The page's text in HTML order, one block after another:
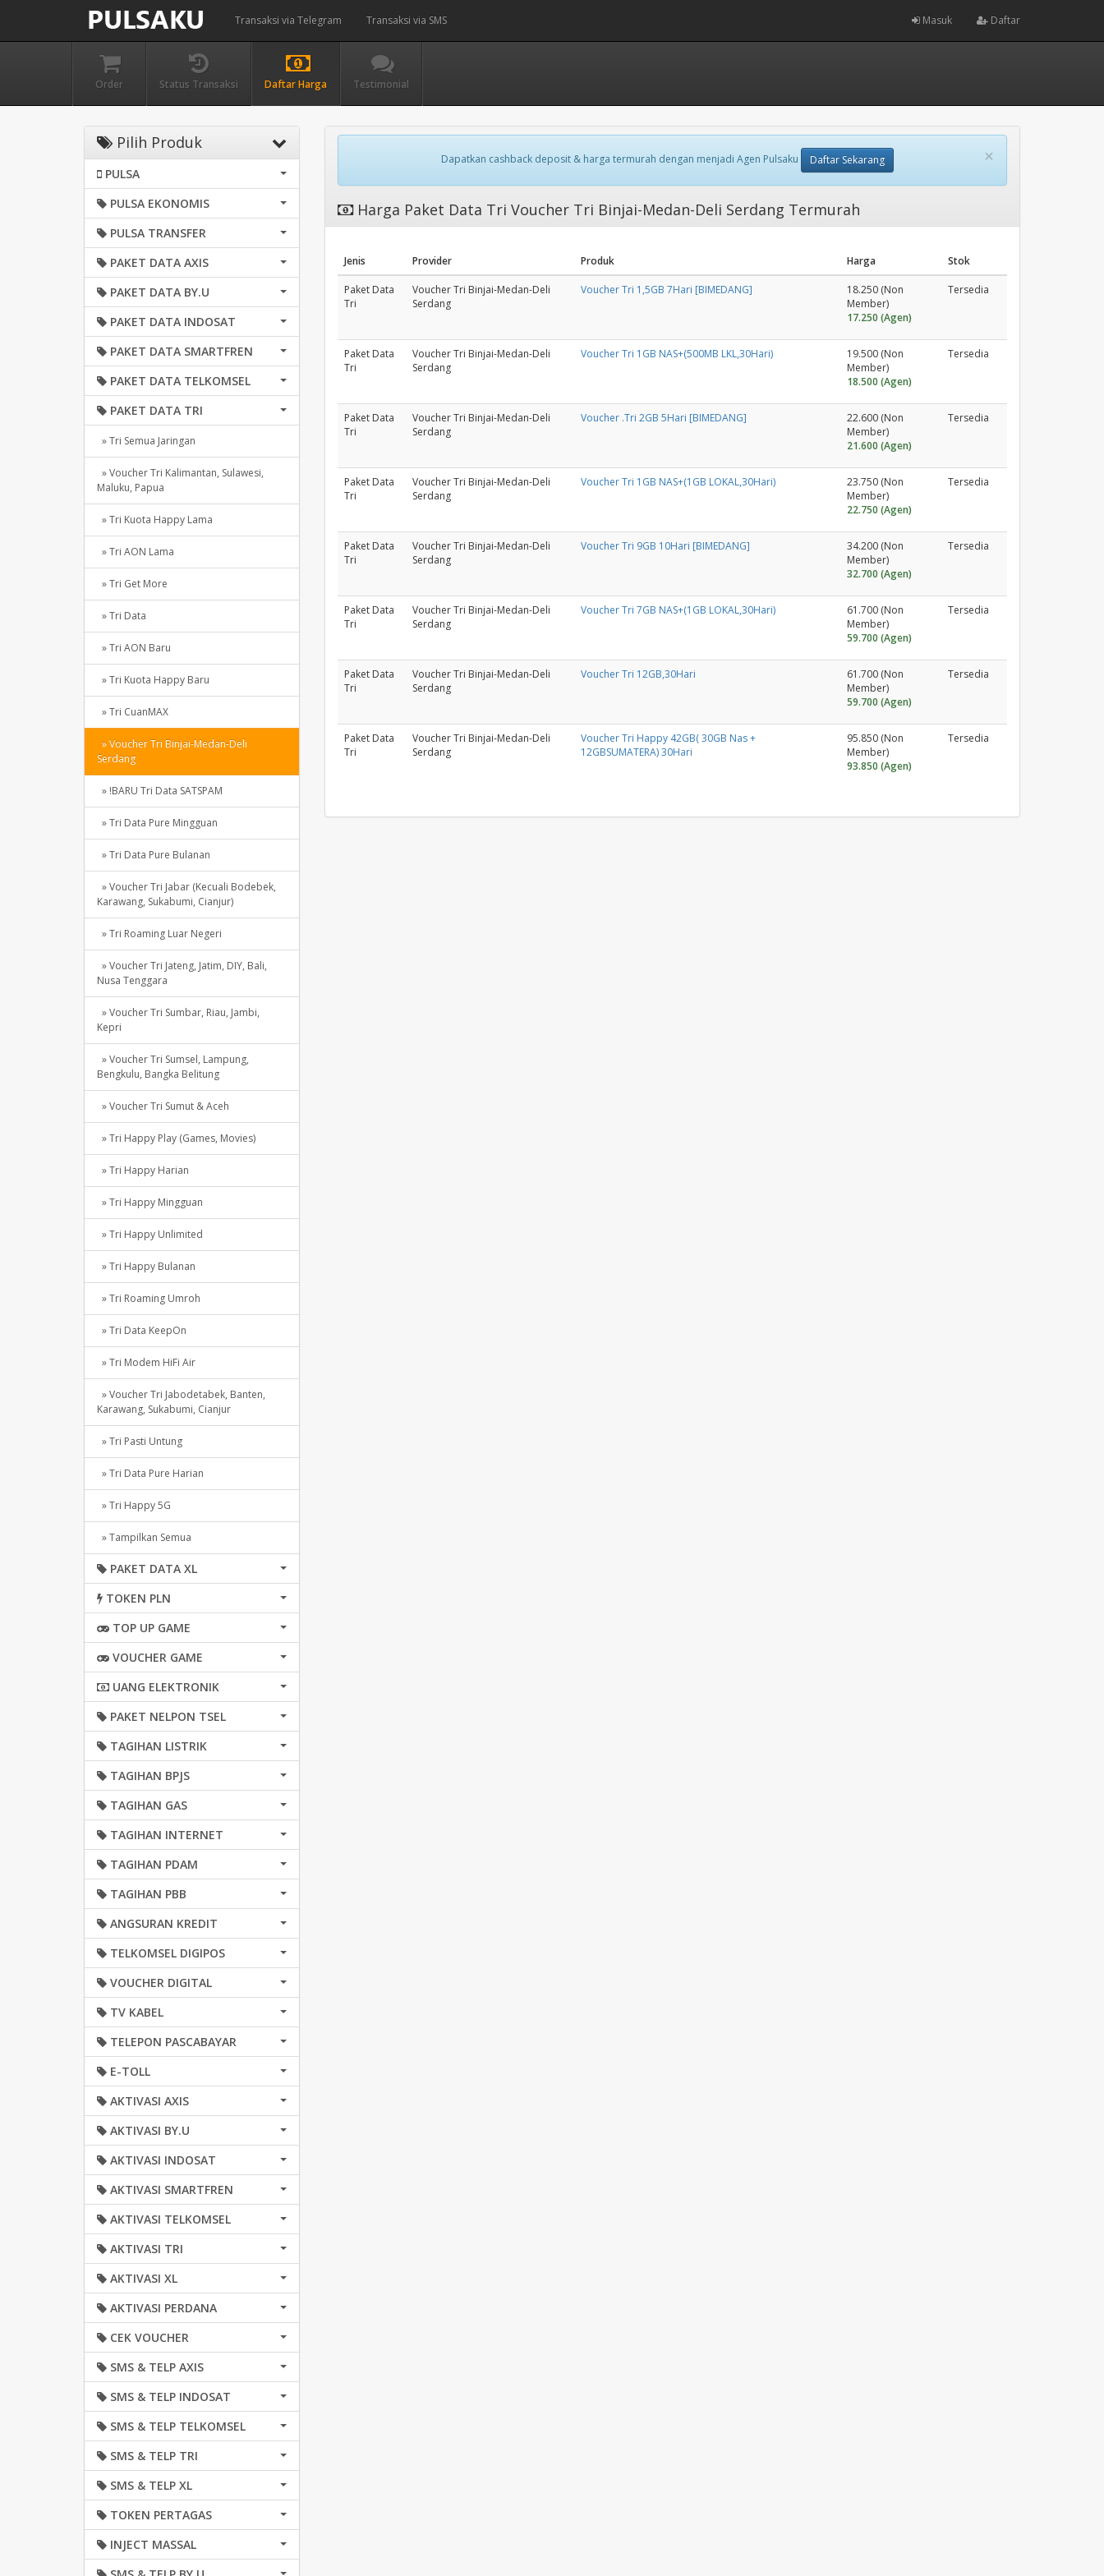
Transaksi via Telegram Transaksi via SMS Masuk Daftar
Order Status Transaksi Daftar Harga Testimonial
Pilih Produk
PULSA
PULSA EKONOMIS
PULSA TRANSFER
PAKET DATA AXIS
PAKET DATA BY.U
PAKET DATA INDOSAT
PAKET DATA SMARTFREN
PAKET DATA TELKOMSEL
PAKET DATA TRI
» Tri Semua Jaringan
» Voucher Tri Kalimantan, Sulawesi,
Maluku, Papua
» Tri Kuota Happy Lama
» Tri AON Lama
» Tri Get More
» Tri Data
» Tri AON Baru
» Tri Kuota Happy Baru
» Tri CuanMAX
» Voucher Tri Binjai-Medan-Deli
Serdang
» !BARU Tri Data SATSPAM
» Tri Data Pure Mingguan
» Tri Data Pure Bulanan
» Voucher Tri Jabar (Kecuali Bodebek,
Karawang, Sukabumi, Cianjur)
» Tri Roaming Luar Negeri
» Voucher Tri Jateng, Jatim, DIY, Bali,
Nusa Tenggara
» Voucher Tri Sumbar, Riau, Jambi,
Kepri
» Voucher Tri Sumsel, Lampung,
Bengkulu, Bangka Belitung
» Voucher Tri Sumut & Aceh
» Tri Happy Play (Games, Movies)
» Tri Happy Harian
» Tri Happy Mingguan
» Tri Happy Unlimited
» Tri Happy Bulanan
» Tri Roaming Umroh
» Tri Data KeepOn
» Tri Modem HiFi Air
» Voucher Tri Jabodetabek, Banten,
Karawang, Sukabumi, Cianjur
» Tri Pasti Untung
» Tri Data Pure Harian
» Tri Happy 5G
» Tampilkan Semua
PAKET DATA XL
TOKEN PLN
TOP UP GAME
VOUCHER GAME
UANG ELEKTRONIK
PAKET NELPON TSEL
TAGIHAN LISTRIK
TAGIHAN BPJS
TAGIHAN GAS
TAGIHAN INTERNET
TAGIHAN PDAM
TAGIHAN PBB
ANGSURAN KREDIT
TELKOMSEL DIGIPOS
VOUCHER DIGITAL
TV KABEL
TELEPON PASCABAYAR
E-TOLL
AKTIVASI AXIS
AKTIVASI BY.U
AKTIVASI INDOSAT
AKTIVASI SMARTFREN
AKTIVASI TELKOMSEL
AKTIVASI TRI
AKTIVASI XL
AKTIVASI PERDANA
CEK VOUCHER
SMS & TELP AXIS
SMS & TELP INDOSAT
SMS & TELP TELKOMSEL
SMS & TELP TRI
SMS & TELP XL
TOKEN PERTAGAS
INJECT MASSAL
×
Dapatkan cashback deposit & harga termurah dengan menjadi Agen Pulsaku Daftar Sekarang
Harga Paket Data Tri Voucher Tri Binjai-Medan-Deli Serdang Termurah
Jenis Provider Produk Harga Stok
Paket Data
Tri
Voucher Tri Binjai-Medan-Deli
Serdang
Voucher Tri 1,5GB 7Hari [BIMEDANG]
18.250 (Non
Member)
17.250 (Agen)
Tersedia
Paket Data
Tri
Voucher Tri Binjai-Medan-Deli
Serdang
Voucher Tri 1GB NAS+(500MB LKL,30Hari)
19.500 (Non
Member)
18.500 (Agen)
Tersedia
Paket Data
Tri
Voucher Tri Binjai-Medan-Deli
Serdang
Voucher .Tri 2GB 5Hari [BIMEDANG]
22.600 (Non
Member)
21.600 (Agen)
Tersedia
Paket Data
Tri
Voucher Tri Binjai-Medan-Deli
Serdang
Voucher Tri 1GB NAS+(1GB LOKAL,30Hari)
23.750 (Non
Member)
22.750 (Agen)
Tersedia
Paket Data
Tri
Voucher Tri Binjai-Medan-Deli
Serdang
Voucher Tri 9GB 10Hari [BIMEDANG]
34.200 (Non
Member)
32.700 (Agen)
Tersedia
Paket Data
Tri
Voucher Tri Binjai-Medan-Deli
Serdang
Voucher Tri 7GB NAS+(1GB LOKAL,30Hari)
61.700 (Non
Member)
59.700 (Agen)
Tersedia
Paket Data
Tri
Voucher Tri Binjai-Medan-Deli
Serdang
Voucher Tri 12GB,30Hari
61.700 (Non
Member)
59.700 (Agen)
Tersedia
Paket Data
Tri
Voucher Tri Binjai-Medan-Deli
Serdang
Voucher Tri Happy 42GB( 30GB Nas +
12GBSUMATERA) 30Hari
95.850 (Non
Member)
93.850 (Agen)
Tersedia